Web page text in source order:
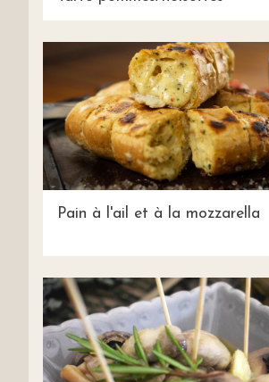
Pain à l'ail et à la mozzarella